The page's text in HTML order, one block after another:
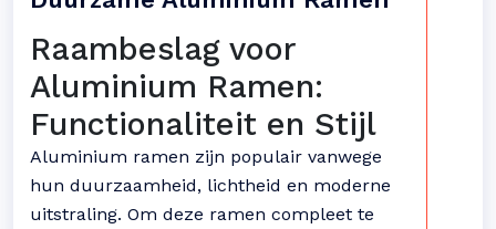
Raambeslag voor
Aluminium Ramen:
Functionaliteit en Stijl
Aluminium ramen zijn populair vanwege
hun duurzaamheid, lichtheid en moderne
uitstraling. Om deze ramen compleet te